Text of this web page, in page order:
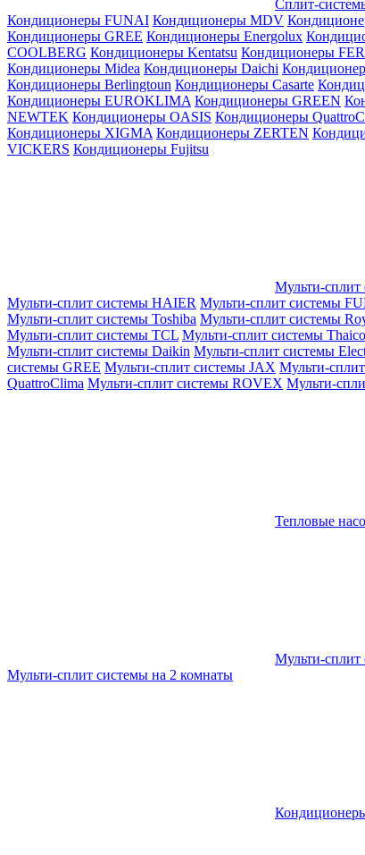
Сплит-
Кондиционеры FUNAI Кондиционеры MDV
Кондиционеры GREE Кондиционеры Energolux
СOOLBERG Кондиционеры Kentatsu Кондиционеры
Кондиционеры Midea Кондиционеры Daichi
Кондиционеры Berlingtoun Кондиционеры Casarte
Кондиционеры EUROKLIMA Кондиционеры GREEN
NEWTEK Кондиционеры OASIS Кондиционеры
Кондиционеры XIGMA Кондиционеры ZERTEN
VICKERS Кондиционеры Fujitsu
Мульти-сплит
Мульти-сплит системы HAIER Мульти-сплит системы
Мульти-сплит системы Toshiba Мульти-сплит системы
Мульти-сплит системы TCL Мульти-сплит системы
Мульти-сплит системы Daikin Мульти-сплит системы
системы GREE Мульти-сплит системы JAX Мульти-
QuattroClima Мульти-сплит системы ROVEX Мульти-
Тепловые
Мульти-сплит
Мульти-сплит системы на 2 комнаты